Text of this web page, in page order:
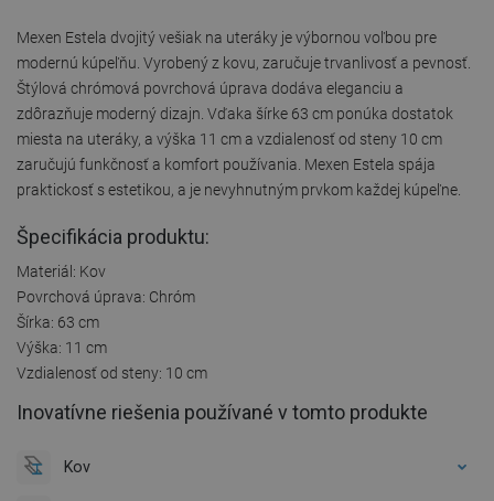
Mexen Estela dvojitý vešiak na uteráky je výbornou voľbou pre
modernú kúpeľňu. Vyrobený z kovu, zaručuje trvanlivosť a pevnosť.
Štýlová chrómová povrchová úprava dodáva eleganciu a
zdôrazňuje moderný dizajn. Vďaka šírke 63 cm ponúka dostatok
miesta na uteráky, a výška 11 cm a vzdialenosť od steny 10 cm
zaručujú funkčnosť a komfort používania. Mexen Estela spája
praktickosť s estetikou, a je nevyhnutným prvkom každej kúpeľne.
Špecifikácia produktu:
Materiál: Kov
Povrchová úprava: Chróm
Šírka: 63 cm
Výška: 11 cm
Vzdialenosť od steny: 10 cm
Inovatívne riešenia používané v tomto produkte
Kov